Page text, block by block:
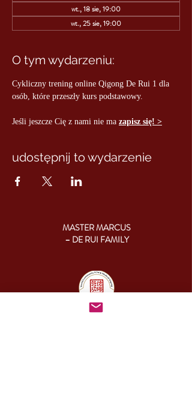
wt., 18 sie, 19:00
wt., 25 sie, 19:00
O tym wydarzeniu:
Cykliczny trening online Qigong De Rui 1 dla
osób, które przeszły kurs podstawowy.
Jeśli jeszcze Cię z nami nie ma zapisz się! >
udostępnij to wydarzenie
MASTER MARCUS
– DE RUI FAMILY